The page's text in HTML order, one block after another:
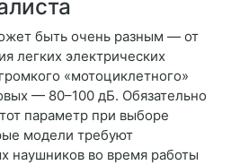
быть очень разным — от
легких электрических
«мотоциклетного»
— 80–100 дБ. Обязательно
параметр при выборе
модели требуют
наушников во время работы